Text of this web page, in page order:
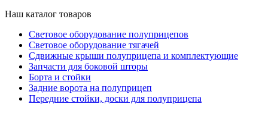
Наш каталог товаров
Световое оборудование полуприцепов
Световое оборудование тягачей
Сдвижные крыши полуприцепа и комплектующие
Запчасти для боковой шторы
Борта и стойки
Задние ворота на полуприцеп
Передние стойки, доски для полуприцепа